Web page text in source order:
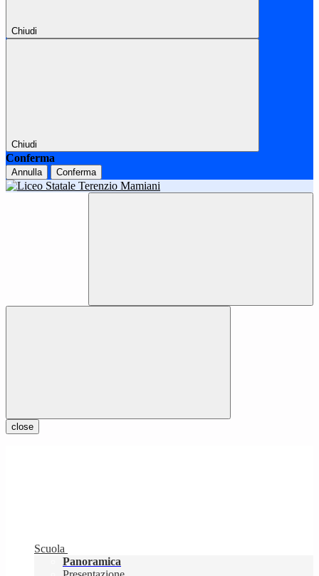
Chiudi
Chiudi
Conferma
Annulla Conferma
close
Scuola
Panoramica